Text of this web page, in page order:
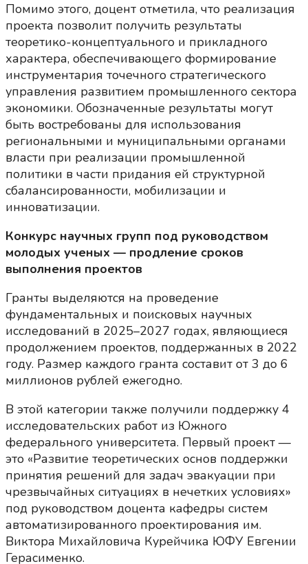
Помимо этого, доцент отметила, что реализация
проекта позволит получить результаты
теоретико-концептуального и прикладного
характера, обеспечивающего формирование
инструментария точечного стратегического
управления развитием промышленного сектора
экономики. Обозначенные результаты могут
быть востребованы для использования
региональными и муниципальными органами
власти при реализации промышленной
политики в части придания ей структурной
сбалансированности, мобилизации и
инноватизации.
Конкурс научных групп под руководством
молодых ученых — продление сроков
выполнения проектов
Гранты выделяются на проведение
фундаментальных и поисковых научных
исследований в 2025–2027 годах, являющиеся
продолжением проектов, поддержанных в 2022
году. Размер каждого гранта составит от 3 до 6
миллионов рублей ежегодно.
В этой категории также получили поддержку 4
исследовательских работ из Южного
федерального университета. Первый проект —
это «Развитие теоретических основ поддержки
принятия решений для задач эвакуации при
чрезвычайных ситуациях в нечетких условиях»
под руководством доцента кафедры систем
автоматизированного проектирования им.
Виктора Михайловича Курейчика ЮФУ Евгении
Герасименко.